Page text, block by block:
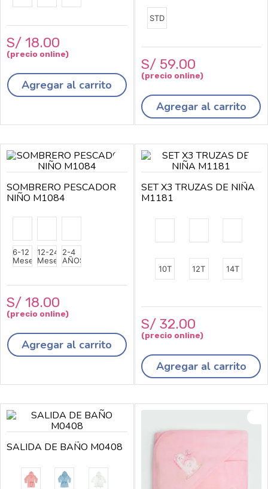
S/ 18.00
Agregar al carrito
STD
S/ 59.00
Agregar al carrito
6-12
Meses
12-24
Meses
2-4
AÑOS
SOMBRERO PESCADOR
NIÑO M1084
S/ 18.00
Agregar al carrito
10T 12T 14T
SET X3 TRUZAS DE NIÑA
M1181
S/ 32.00
Agregar al carrito
SALIDA DE BAÑO M0408